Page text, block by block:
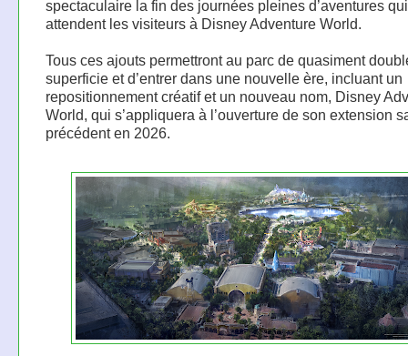
spectaculaire la fin des journées pleines d’aventures qui
attendent les visiteurs à Disney Adventure World.
Tous ces ajouts permettront au parc de quasiment
superficie et d’entrer dans une nouvelle ère, incluant un
repositionnement créatif et un nouveau nom, Disney
World, qui s’appliquera à l’ouverture de son extension
précédent en 2026.